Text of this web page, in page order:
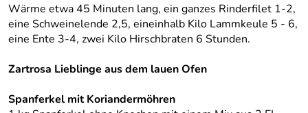
Wärme etwa 45 Minuten lang, ein ganzes Rinderfilet 1-2,
eine Schweinelende 2,5, eineinhalb Kilo Lammkeule 5 - 6,
eine Ente 3-4, zwei Kilo Hirschbraten 6 Stunden.
Zartrosa Lieblinge aus dem lauen Ofen
Spanferkel mit Koriandermöhren